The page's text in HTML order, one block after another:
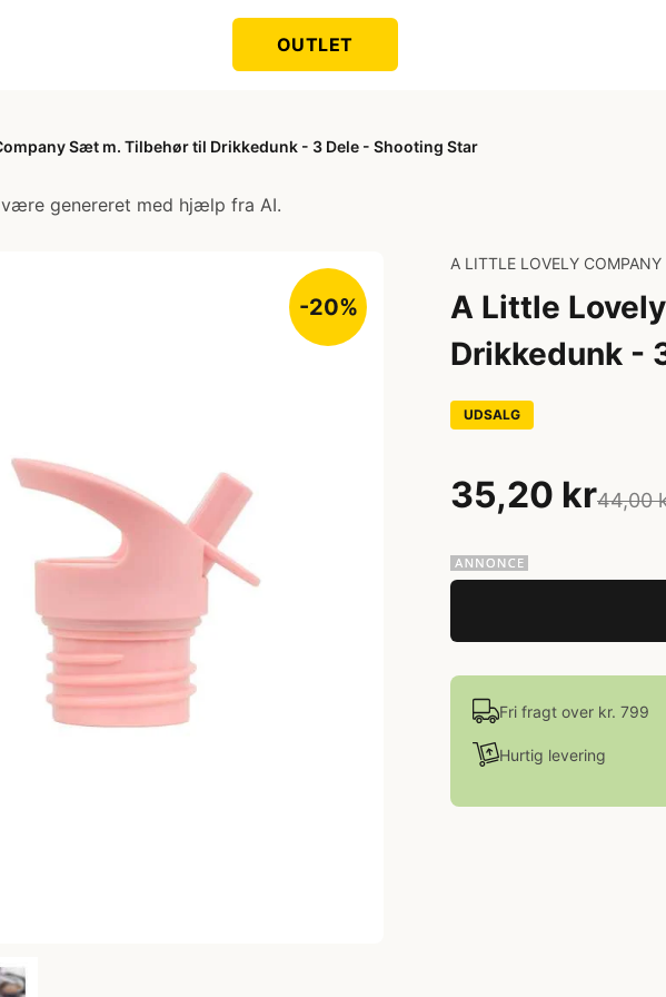
OUTLET
Sæt m. Tilbehør til Drikkedunk - 3 Dele - Shooting Star
genereret med hjælp fra AI.
-20%
A LITTLE LOVELY COMPANY
A Little
Drikkedunk -
UDSALG
35,20 kr44,00
Fri fragt over kr. 799
Hurtig levering